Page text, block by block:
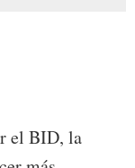
el BID, la